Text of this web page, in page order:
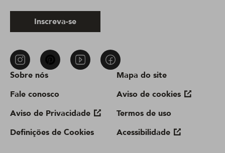
Sobre nós
Fale conosco
Aviso de Privacidade
Definições de Cookies
Mapa do site
Aviso de cookies
Termos de uso
Acessibilidade
Inscreva-se